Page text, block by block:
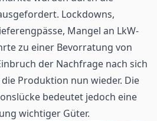
Lockdowns,
Mangel an LkW-
zu einer Bevorratung von
der Nachfrage nach sich
Produktion nun wieder. Die
bedeutet jedoch eine
wichtiger Güter.